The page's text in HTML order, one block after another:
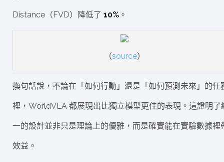
Distance（FVD）降低了 10% 。
（source）
換句話說，不論在「如何行動」還是「如何預測未來」的任
裡，WorldVLA 都展現出比獨立模型更佳的表現。這證明了
一的設計並非只是理論上的優雅，而是確實能在實驗數據裡
效益。